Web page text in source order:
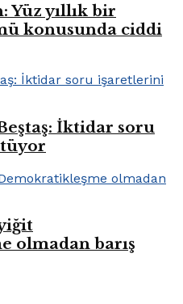
Yüz yıllık bir
konusunda ciddi
İktidar soru
olmadan barış